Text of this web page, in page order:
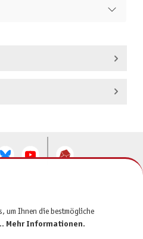
um Ihnen die bestmögliche
Mehr Informationen.